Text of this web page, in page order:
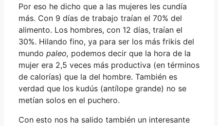
Por eso he dicho que a las mujeres les cundía
más. Con 9 días de trabajo traían el 70% del
alimento. Los hombres, con 12 días, traían el
30%. Hilando fino, ya para ser los más frikis del
mundo paleo, podemos decir que la hora de la
mujer era 2,5 veces más productiva (en términos
de calorías) que la del hombre. También es
verdad que los kudús (antílope grande) no se
metían solos en el puchero.
Con esto nos ha salido también un interesante